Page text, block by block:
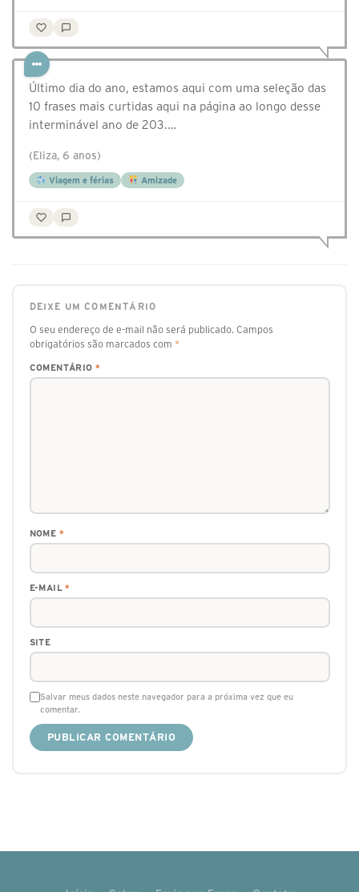
Último dia do ano, estamos aqui com uma seleção das
10 frases mais curtidas aqui na página ao longo desse
interminável ano de 203.…
(Eliza, 6 anos)
Viagem e férias Amizade
DEIXE UM COMENTÁRIO
O seu endereço de e-mail não será publicado. Campos
obrigatórios são marcados com *
COMENTÁRIO *
NOME *
E-MAIL*
SITE
Salvar meus dados neste navegador para a próxima vez que eu
comentar.